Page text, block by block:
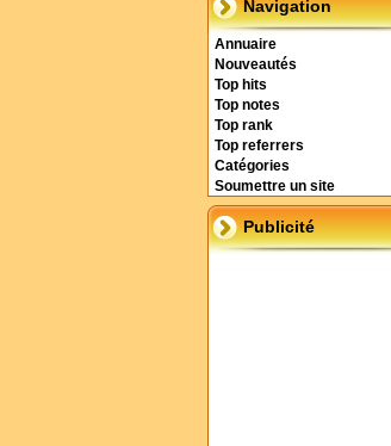
Navigation
Annuaire
Nouveautés
Top hits
Top notes
Top rank
Top referrers
Catégories
Soumettre un site
Publicité